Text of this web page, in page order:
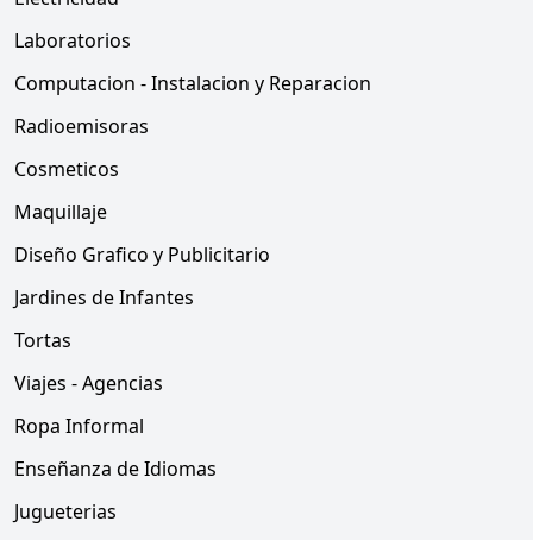
Laboratorios
Computacion - Instalacion y Reparacion
Radioemisoras
Cosmeticos
Maquillaje
Diseño Grafico y Publicitario
Jardines de Infantes
Tortas
Viajes - Agencias
Ropa Informal
Enseñanza de Idiomas
Jugueterias